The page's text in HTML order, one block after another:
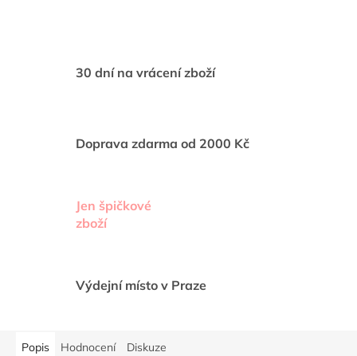
30 dní na vrácení zboží
Doprava zdarma od 2000 Kč
Jen špičkové
zboží
Výdejní místo v Praze
Popis Hodnocení Diskuze